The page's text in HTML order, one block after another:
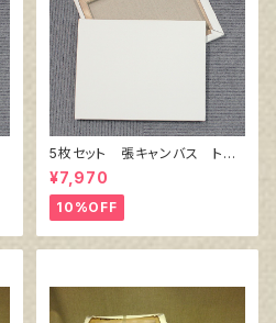
5枚セット 張キャンバス トー
クロ イエロー S3号（273㎜
×273㎜）
¥7,970
10%OFF